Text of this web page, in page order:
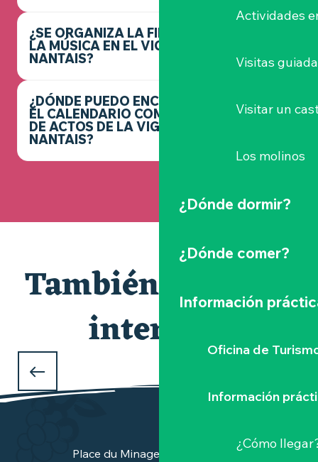
Actividades
Visitas
Visitar un
Los molinos
¿Dónde dormir?
¿Dónde comer?
Información
Oficina de
Información
¿Cómo
¿SE ORGANIZA LA FIESTA DE
LA MÚSICA EN EL VIGNOBLE
NANTAIS?
¿DÓNDE PUEDO ENCONTRAR
EL CALENDARIO COMPLETO
DE ACTOS DE LA VIGNOBLE
NANTAIS?
También le puede
interesar
en Clisson y el Vignoble Nantais ?
Place du Minage - 44190 Clisson